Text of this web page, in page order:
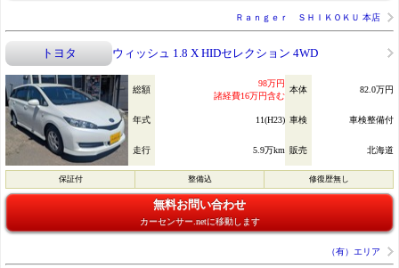
Ｒａｎｇｅｒ ＳＨＩＫＯＫＵ 本店
トヨタ ウィッシュ 1.8 X HIDセレクション 4WD
総額
98万円
諸経費16万円含む
本体 82.0万円
年式 11(H23) 車検 車検整備付
走行 5.9万km 販売 北海道
保証付 整備込 修復歴無し
無料お問い合わせ
カーセンサー.netに移動します
（有）エリア